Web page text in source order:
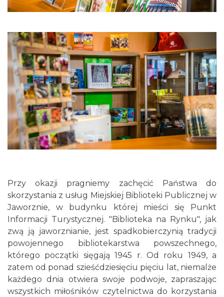
Przy okazji pragniemy zachęcić Państwa do
skorzystania z usług Miejskiej Biblioteki Publicznej w
Jaworznie, w budynku której mieści się Punkt
Informacji Turystycznej. "Biblioteka na Rynku", jak
zwą ją jaworznianie, jest spadkobierczynią tradycji
powojennego bibliotekarstwa powszechnego,
którego początki sięgają 1945 r. Od roku 1949, a
zatem od ponad szieśćdziesięciu pięciu lat, niemalże
każdego dnia otwiera swoje podwoje, zapraszając
wszystkich miłośników czytelnictwa do korzystania